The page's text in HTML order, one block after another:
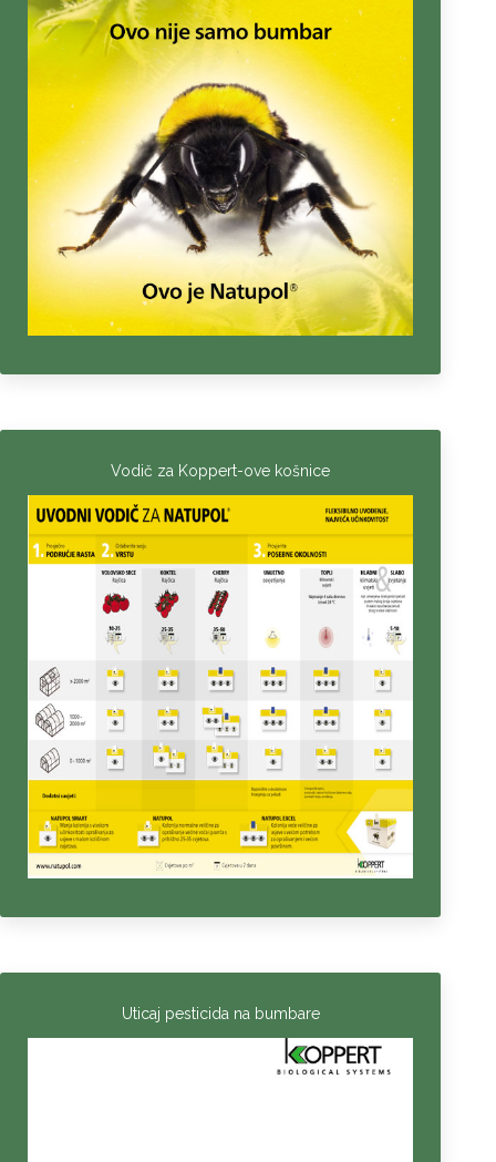
Vodič za Koppert-ove košnice
Uticaj pesticida na bumbare